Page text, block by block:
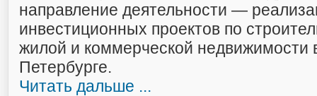
направление деятельности —
инвестиционных проектов по
жилой и коммерческой недвижимости
Петербурге.
Читать дальше ...